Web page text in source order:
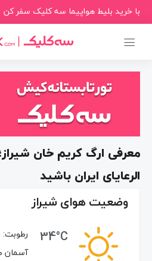
با خرید بلیط هواپیما سه کلیک سفر کن
معرفی ارگ کریم خان
الرعایای ایران باشید
وضعیت هوای شیراز
34°C
رطوبت: